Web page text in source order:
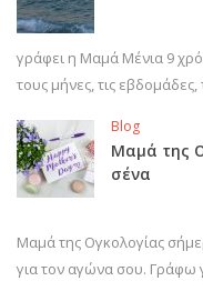
γράφει η Μαμά Μένια 9
τους μήνες, τις
Blog
Μαμά της
σένα
Μαμά της Ογκολογίας
για τον αγώνα σου. Γράφω